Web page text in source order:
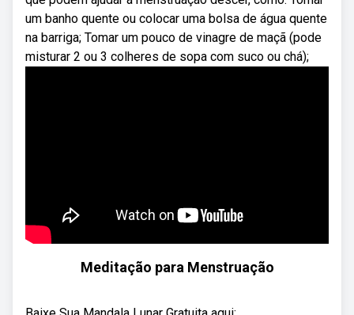
um banho quente ou colocar uma bolsa de água quente
na barriga; Tomar um pouco de vinagre de maçã (pode
misturar 2 ou 3 colheres de sopa com suco ou chá);
Meditação para Menstruação